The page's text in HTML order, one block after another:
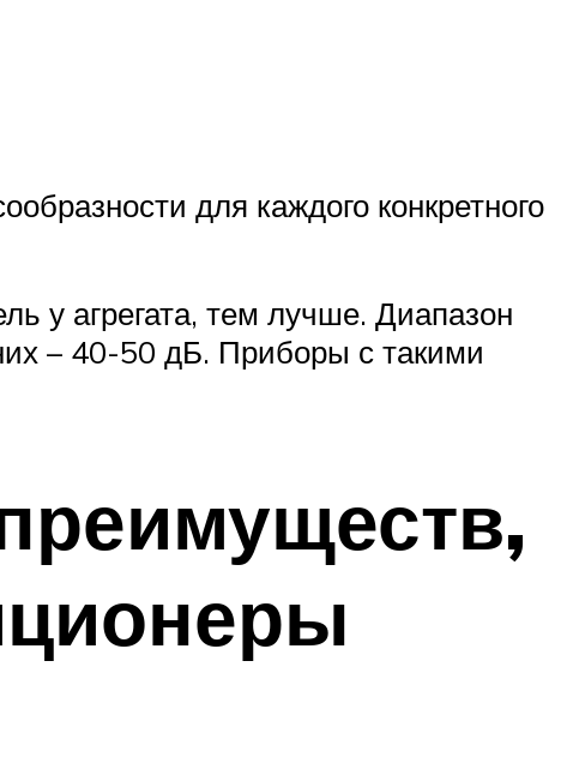
для каждого конкретного
у агрегата, тем лучше. Диапазон
– 40-50 дБ. Приборы с такими